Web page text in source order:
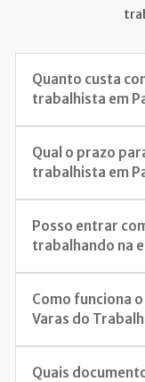
Quanto custa
trabalhista em
Qual o prazo
trabalhista em
Posso entrar
trabalhando na
Como funciona
Varas do
Quais